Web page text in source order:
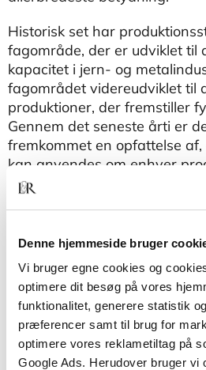
Denne hjemmeside bruger
Vi bruger egne cookies og
optimere dit besøg på vores
funktionalitet, generere statistik
præferencer samt til brug for
optimere vores reklametiltag på
Google Ads. Herudover bruger vi
Historisk set har
fagområde, der er udviklet til
kapacitet i jern- og
fagområdet videreudviklet til
produktioner, der fremstiller
Gennem det seneste årti er
fremkommet en opfattelse af,
kan anvendes om enhver
et resultat, materielt såvel
bliver herved også dækket af
Mange af de tankegange og
beskrevet i denne bog, f.eks.
Total Productive
vundet stor udbredelse i
fremstiller fysiske produkter,
sundhedssektoren og den